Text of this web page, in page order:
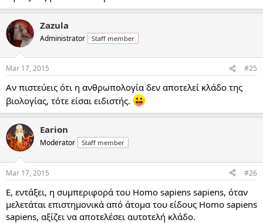
Zazula
Administrator Staff member
Mar 17, 2015 #25
Αν πιστεύεις ότι η ανθρωπολογία δεν αποτελεί κλάδο της
βιολογίας, τότε είσαι ειδιστής.
Earion
Moderator Staff member
Mar 17, 2015 #26
Ε, εντάξει, η συμπεριφορά του Homo sapiens sapiens, όταν
μελετάται επιστημονικά από άτομα του είδους Homo sapiens
sapiens, αξίζει να αποτελέσει αυτοτελή κλάδο.